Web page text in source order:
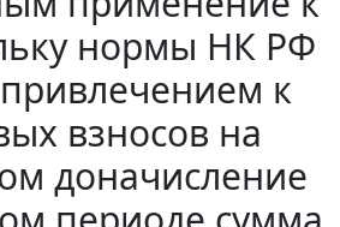
нормы НК РФ
к
взносов на
доначисление